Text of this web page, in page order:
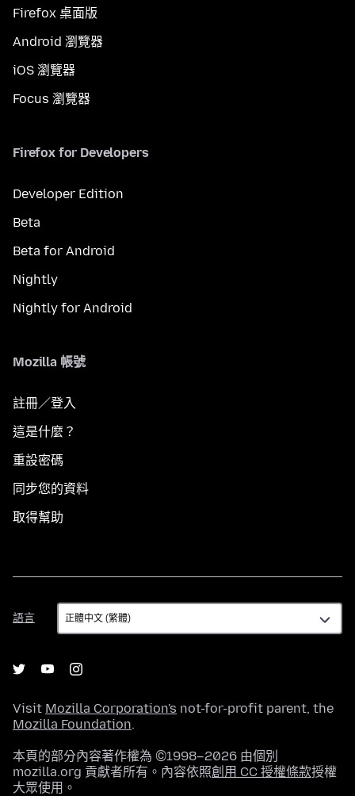
Firefox 桌面版
Android 瀏覽器
iOS 瀏覽器
Focus 瀏覽器
Firefox for Developers
Developer Edition
Beta
Beta for Android
Nightly
Nightly for Android
Mozilla 帳號
註冊／登入
這是什麼？
重設密碼
同步您的資料
取得幫助
語言
語
言
Visit Mozilla Corporation's not-for-profit parent, the
Mozilla Foundation.
本頁的部分內容著作權為 ©1998–2026 由個別
mozilla.org 貢獻者所有。內容依照創用 CC 授權條款授權
大眾使用。